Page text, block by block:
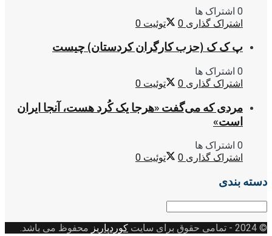
0 اشتراک ها
اشتراک گذاری 0 توئیت 0
پ ک ک (حزب کارگران کردستان) چیست
0 اشتراک ها
اشتراک گذاری 0 توئیت 0
مردی که می‌گفت «هرجا یک کُرد هست، آنجا ایران
است»
0 اشتراک ها
اشتراک گذاری 0 توئیت 0
دسته بندی
دسته
© 2024
- تمامی حقوق برای سایت کوردپاریز محفوظ می باشد.